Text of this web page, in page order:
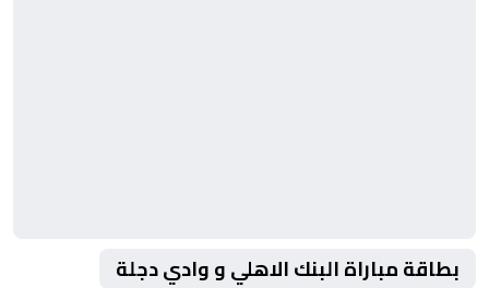
بطاقة مباراة البنك الاهلي و وادي دجلة